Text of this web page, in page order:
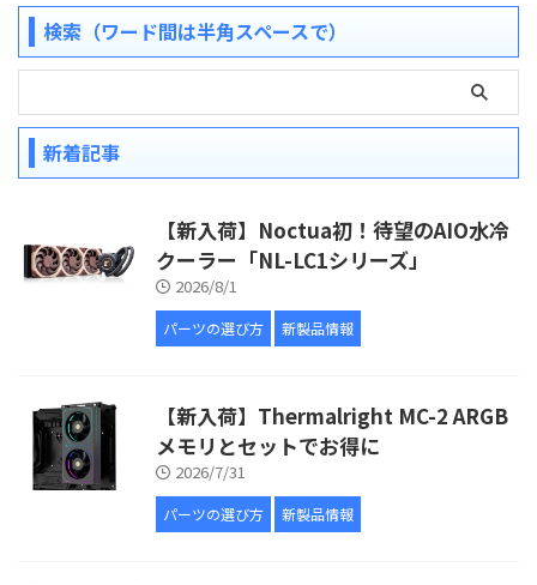
検索（ワード間は半角スペースで）
新着記事
【新入荷】Noctua初！待望のAIO水冷
クーラー「NL-LC1シリーズ」
2026/8/1
パーツの選び方 新製品情報
【新入荷】Thermalright MC-2 ARGB
メモリとセットでお得に
2026/7/31
パーツの選び方 新製品情報